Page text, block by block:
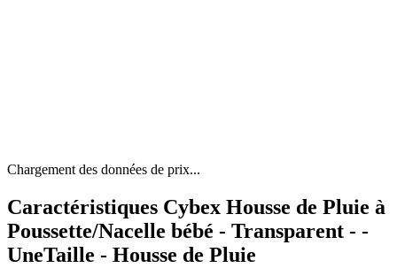
Chargement des données de prix...
Caractéristiques Cybex Housse de Pluie à
Poussette/Nacelle bébé - Transparent - -
UneTaille - Housse de Pluie